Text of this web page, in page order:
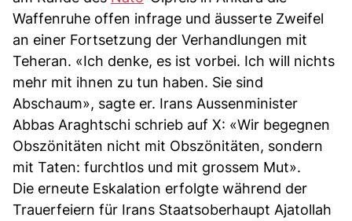
Waffenruhe offen infrage und äusserte Zweifel
an einer Fortsetzung der Verhandlungen mit
Teheran. «Ich denke, es ist vorbei. Ich will nichts
mehr mit ihnen zu tun haben. Sie sind
Abschaum», sagte er. Irans Aussenminister
Abbas Araghtschi schrieb auf X: «Wir begegnen
Obszönitäten nicht mit Obszönitäten, sondern
mit Taten: furchtlos und mit grossem Mut».
Die erneute Eskalation erfolgte während der
Trauerfeiern für Irans Staatsoberhaupt Ajatollah